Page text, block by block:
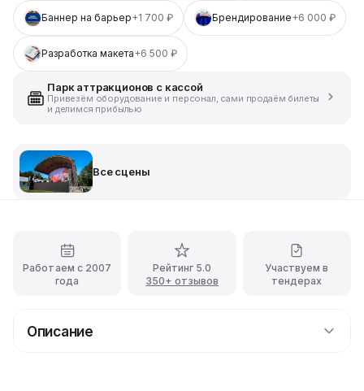
Баннер на барьер+1 700 ₽ Брендирование+6 000 ₽
Разработка макета+6 500 ₽
Парк аттракционов с кассой
Привезём оборудование и персонал, сами продаём билеты
и делимся прибылью
Все сцены
Работаем с 2007
года
Рейтинг 5.0
350+ отзывов
Участвуем в
тендерах
Описание